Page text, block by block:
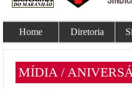
Home Diretoria
MÍDIA /